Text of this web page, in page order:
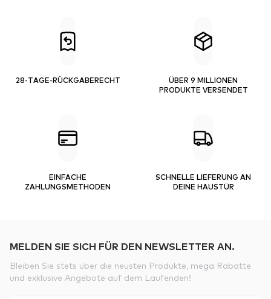
28-TAGE-RÜCKGABERECHT
ÜBER 9 MILLIONEN
PRODUKTE VERSENDET
EINFACHE
ZAHLUNGSMETHODEN
SCHNELLE LIEFERUNG AN
DEINE HAUSTÜR
MELDEN SIE SICH FÜR DEN NEWSLETTER AN.
Bleiben Sie stets über die neusten Produkte, mega Rabatte
und exklusive Angebote auf dem Laufenden!